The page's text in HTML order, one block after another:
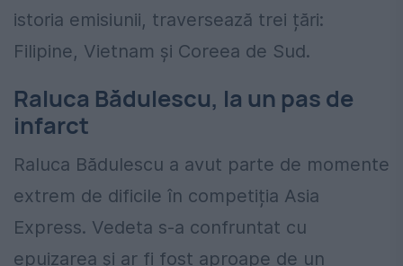
istoria emisiunii, traversează trei țări:
Filipine, Vietnam și Coreea de Sud.
Raluca Bădulescu, la un pas de
infarct
Raluca Bădulescu a avut parte de momente
extrem de dificile în competiția Asia
Express. Vedeta s-a confruntat cu
epuizarea și ar fi fost aproape de un